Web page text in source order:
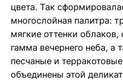
цвета. Так
многослойная палитра:
мягкие оттенки облаков,
гамма вечернего неба, а
песчаные и
объединены этой